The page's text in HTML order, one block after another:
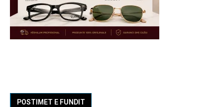
POSTIMET E FUNDIT